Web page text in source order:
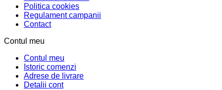
Politica cookies
Regulament campanii
Contact
Contul meu
Contul meu
Istoric comenzi
Adrese de livrare
Detalii cont